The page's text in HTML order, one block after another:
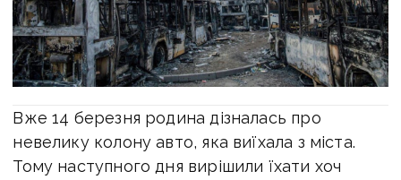
Вже 14 березня родина дізналась про
невелику колону авто, яка виїхала з міста.
Тому наступного дня вирішили їхати хоч